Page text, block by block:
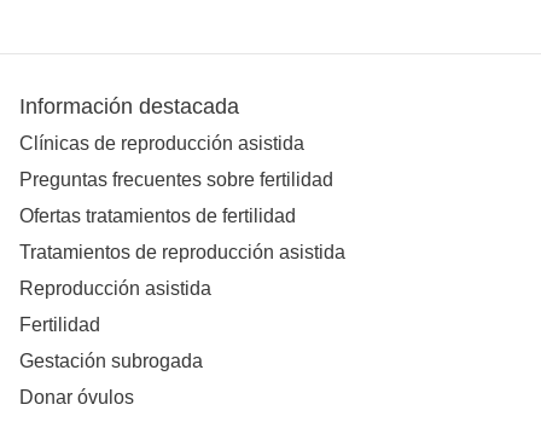
Información destacada
Clínicas de reproducción asistida
Preguntas frecuentes sobre fertilidad
Ofertas tratamientos de fertilidad
Tratamientos de reproducción asistida
Reproducción asistida
Fertilidad
Gestación subrogada
Donar óvulos